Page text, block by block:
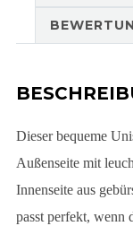
Dieser bequeme
Außenseite mit
Innenseite aus
passt perfekt, wenn